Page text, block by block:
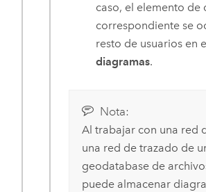
caso, el elemento de
correspondiente se
resto de usuarios en
diagramas.
Nota:
Al trabajar con una red
una red de trazado de
geodatabase de
puede almacenar